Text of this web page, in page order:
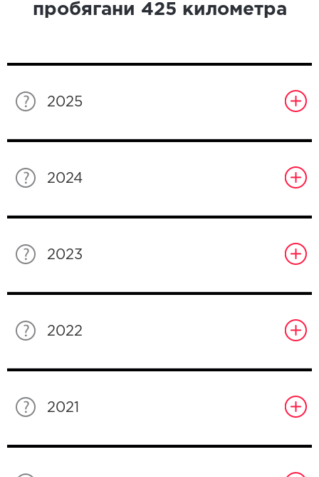
пробягани 425 километра
2025
2024
2023
2022
2021